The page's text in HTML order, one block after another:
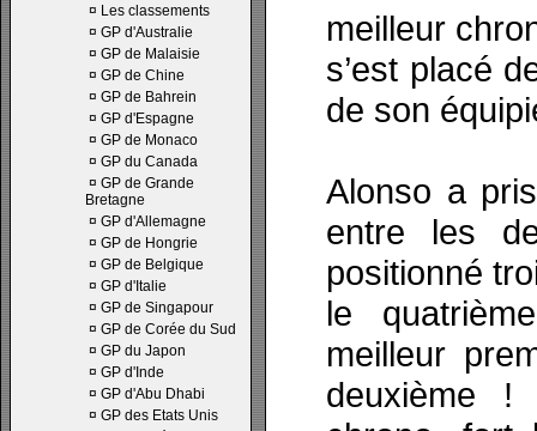
¤ Les classements
¤ GP d'Australie
¤ GP de Malaisie
¤ GP de Chine
¤ GP de Bahrein
¤ GP d'Espagne
¤ GP de Monaco
¤ GP du Canada
¤ GP de Grande
Bretagne
¤ GP d'Allemagne
¤ GP de Hongrie
¤ GP de Belgique
¤ GP d'Italie
¤ GP de Singapour
¤ GP de Corée du Sud
¤ GP du Japon
¤ GP d'Inde
¤ GP d'Abu Dhabi
¤ GP des Etats Unis
meilleur
s’est placé
de son
Alonso a
entre les
positionné
le
meilleur
deuxième